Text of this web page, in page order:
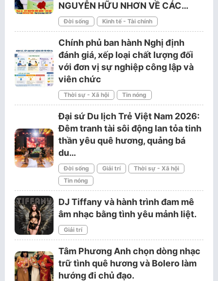
NGUYỄN HỮU NHƠN VỀ CÁC…
Đời sống Kinh tế - Tài chính
Chính phủ ban hành Nghị định
đánh giá, xếp loại chất lượng đối
với đơn vị sự nghiệp công lập và
viên chức
Thời sự - Xã hội Tin nóng
Đại sứ Du lịch Trẻ Việt Nam 2026:
Đêm tranh tài sôi động lan tỏa tinh
thần yêu quê hương, quảng bá
du…
Đời sống Giải trí
Thời sự - Xã hội
Tin nóng
DJ Tiffany và hành trình đam mê
âm nhạc bằng tình yêu mảnh liệt.
Giải trí
Tâm Phương Anh chọn dòng nhạc
trữ tình quê hương và Bolero làm
hướng đi chủ đạo.